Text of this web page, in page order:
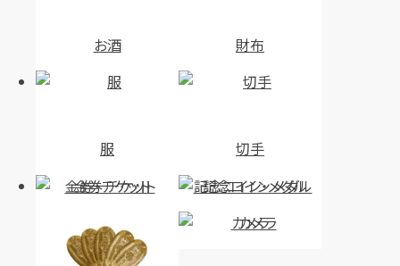
お酒 財布
服
切手
金券・チケット
記念コイン・メダル
カメラ